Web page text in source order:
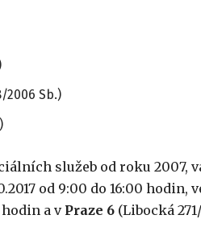
2006 Sb.)
služeb od roku 2007,
od 9:00 do 16:00 hodin,
hodin a v Praze 6 (Libocká